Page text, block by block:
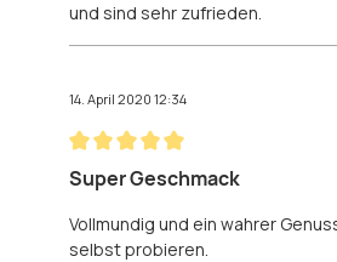
und sind sehr zufrieden.
14. April 2020 12:34
Bewertung mit 5 von 5 Sternen
Super Geschmack
Vollmundig und ein wahrer
selbst probieren.